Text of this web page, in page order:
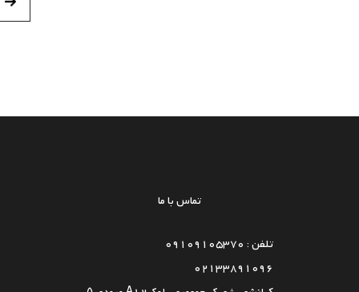
تماس با ما
تلفن : 09109105370
02133891096